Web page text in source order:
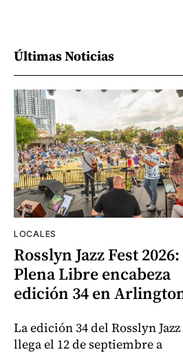
Últimas Noticias
LOCALES
Rosslyn Jazz Fest 2026:
Plena Libre encabeza
edición 34 en
La edición 34 del Rosslyn Jazz
llega el 12 de septiembre a